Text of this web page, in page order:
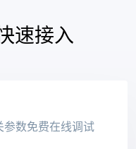
速接入
参数免费在线调试